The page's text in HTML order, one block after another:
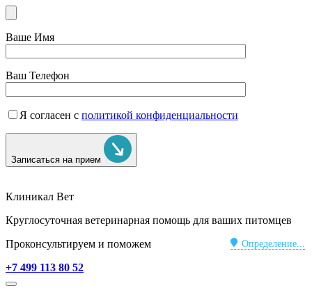
Ваше Имя
Ваш Телефон
Я согласен с политикой конфиденциальности
Записаться на прием
Клиникал Вет
Круглосуточная ветеринарная помощь для ваших питомцев
Определение...
Проконсультируем и поможем
+7 499 113 80 52